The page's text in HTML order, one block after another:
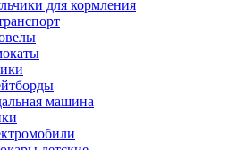
для кормления
машина